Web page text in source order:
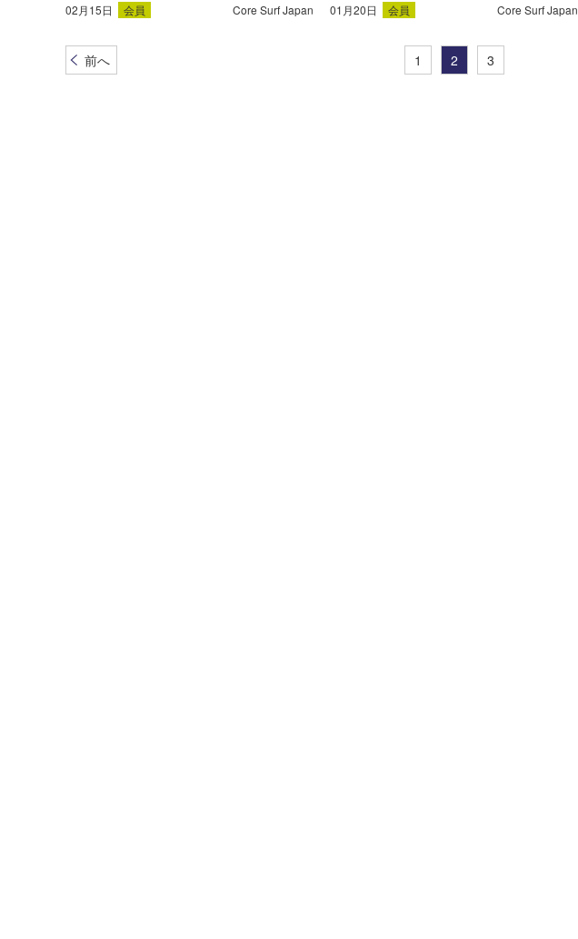
02月15日 会員 Core Surf Japan 01月20日 会員 Core Surf Japan
前へ 1 2 3